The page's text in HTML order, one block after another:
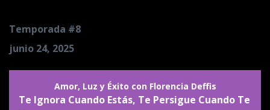
Temporada #8
junio 24, 2025